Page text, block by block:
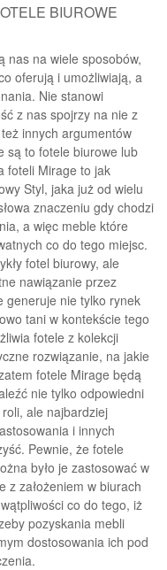
BIUROWE
nas na wiele sposobów,
oferują i umożliwiają, a
Nie stanowi
z nas spojrzy na nie z
innych argumentów
są to fotele biurowe lub
foteli Mirage to jak
Styl, jaka już od wielu
znaczeniu gdy chodzi
a więc meble które
co do tego miejsc.
fotel biurowy, ale
nawiązanie przez
generuje nie tylko rynek
tani w kontekście tego
fotele z kolekcji
rozwiązanie, na jakie
fotele Mirage będą
nie tylko odpowiedni
ale najbardziej
i innych
Pewnie, że fotele
było je zastosować w
z założeniem w biurach
co do tego, iż
pozyskania mebli
dostosowania ich pod